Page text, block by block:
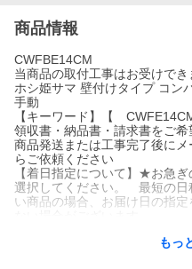
商品情報
CWFBE14CM
当商品の取付工事はお受けで
ホシ姫サマ 壁付けタイプ コン
手動
【キーワード】【
領収書・納品書・請求書をご希
商品発送または工事完了後に
らご依頼ください
【着日指定について】★お急
選択してください。 最短の
い商品の場合、お届け日の指
せん。 ご注文商品をよくご確
もっ